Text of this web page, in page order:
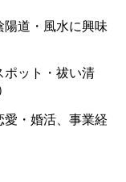
道・風水に興味
ポット・祓い清
・婚活、事業経